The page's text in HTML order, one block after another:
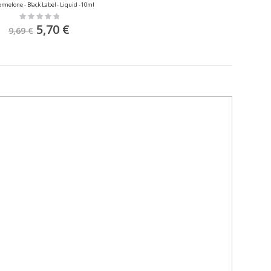
- Black Label - Liquid - 10ml
Rating:
9,69 € Sonderpreis
5,70 €